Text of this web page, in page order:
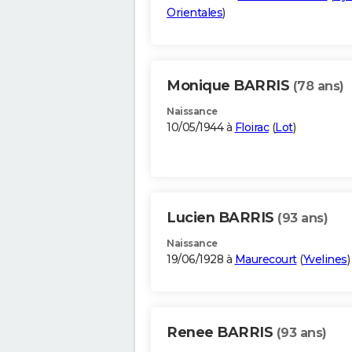
Orientales)
Monique BARRIS (78 ans)
Naissance
10/05/1944 à Floirac(Lot)
Lucien BARRIS (93 ans)
Naissance
19/06/1928 à Maurecourt(Yvelines)
Renee BARRIS (93 ans)